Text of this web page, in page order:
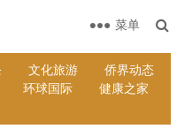
文化旅游
侨界动态
环球国际
健康之家
菜单